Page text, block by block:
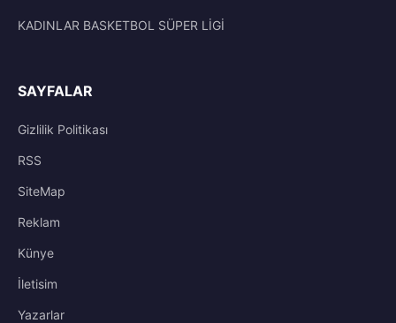
KADINLAR BASKETBOL SÜPER LİGİ
SAYFALAR
Gizlilik Politikası
RSS
SiteMap
Reklam
Künye
İletisim
Yazarlar